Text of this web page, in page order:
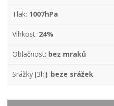
Tlak: 1007hPa
Vlhkost: 24%
Oblačnost: bez mraků
Srážky [3h]: beze srážek